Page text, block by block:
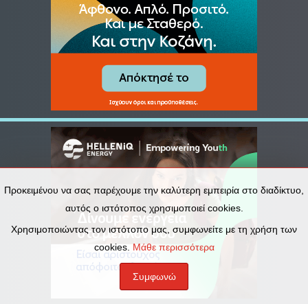
Προκειμένου να σας παρέχουμε την καλύτερη εμπειρία στο διαδίκτυο,
αυτός ο ιστότοπος χρησιμοποιεί cookies.
Χρησιμοποιώντας τον ιστότοπο μας, συμφωνείτε με τη χρήση των
cookies. Μάθε περισσότερα
Συμφωνώ